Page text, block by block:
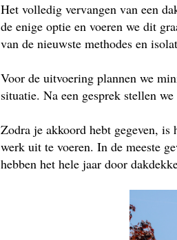
Het volledig vervangen van een
de enige optie en voeren we dit
van de nieuwste methodes en
Voor de uitvoering plannen we
situatie. Na een gesprek stellen
Zodra je akkoord hebt gegeven, is
werk uit te voeren. In de meeste
hebben het hele jaar door